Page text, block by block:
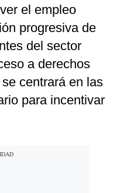
el empleo
progresiva de
del sector
a derechos
centrará en las
para incentivar